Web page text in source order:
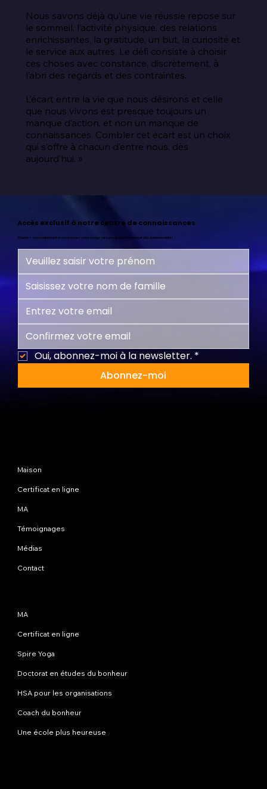
Nous savons déjà qu’une vie réussie repose sur
le sommeil, l’activité physique, des relations
enrichissantes, la gratitude, un but, la curiosité et
le service aux autres. Le défi consiste à choisir
ces choses avec constance, discrètement, à
l’abri des regards et des contraintes.
L’écart entre la vie que nous désirons et celle
que nous vivons est presque toujours un
manque d’action, et non un manque de
connaissances. Combler cet écart est un choix
qui s’offre à chacun d’entre nous, dès
aujourd’hui. »
Accès exclusif à notre centre de connaissances
Abonnez-vous maintenant et commencez votre voyage vers une vie plus heureuse et plus épanouissante !
Oui, abonnez-moi à la newsletter. *
Abonnez-moi
Maison
Certificat en ligne
MA
Témoignages
Médias
Contact
MA
Certificat en ligne
Spire Yoga
Doctorat en études du bonheur
HSA pour les organisations
Coach du bonheur
Une école plus heureuse